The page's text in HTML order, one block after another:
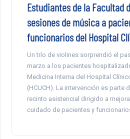
Estudiantes de la Facultad
sesiones de música a
funcionarios del Hospital
Un trío de violines sorprendió el
marzo a los pacientes
Medicina Interna del Hospital
(HCUCH). La intervención es parte
recinto asistencial dirigido a
cuidado de pacientes y